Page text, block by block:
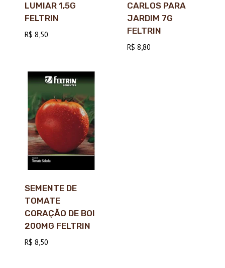
LUMIAR 1,5G
FELTRIN
R$ 8,50
CARLOS PARA
JARDIM 7G
FELTRIN
R$ 8,80
SEMENTE DE
TOMATE
CORAÇÃO DE BOI
200MG FELTRIN
R$ 8,50